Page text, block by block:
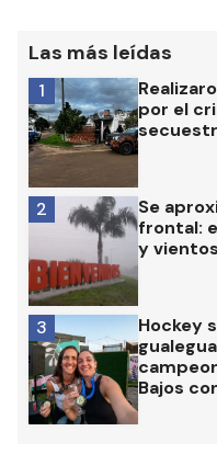
Las más leídas
por el
1
Se
frontal:
y vientos
2
Hockey
Bajos
3